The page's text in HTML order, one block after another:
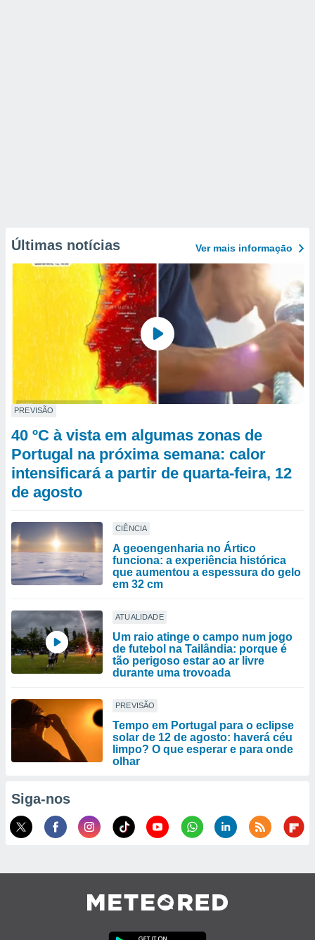
Últimas notícias Ver mais informaçāo
PREVISÃO
40 ºC à vista em algumas zonas de
Portugal na próxima semana: calor
intensificará a partir de quarta-feira, 12
de agosto
CIÊNCIA
A geoengenharia no Ártico
funciona: a experiência histórica
que aumentou a espessura do gelo
em 32 cm
ATUALIDADE
Um raio atinge o campo num jogo
de futebol na Tailândia: porque é
tão perigoso estar ao ar livre
durante uma trovoada
PREVISÃO
Tempo em Portugal para o eclipse
solar de 12 de agosto: haverá céu
limpo? O que esperar e para onde
olhar
Siga-nos